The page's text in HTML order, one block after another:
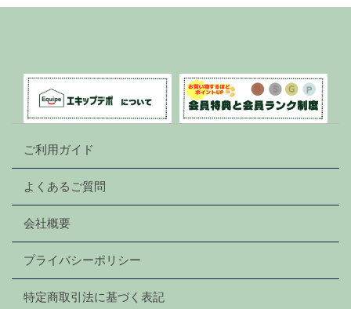
ご利用ガイド
よくあるご質問
会社概要
プライバシーポリシー
特定商取引法に基づく表記